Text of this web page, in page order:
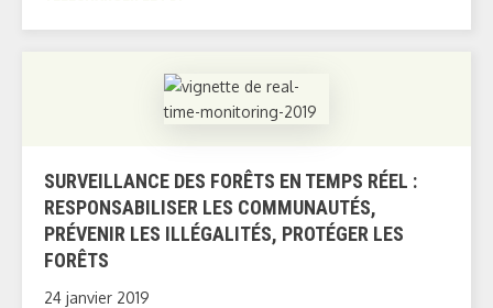
SURVEILLANCE DES FORÊTS EN TEMPS RÉEL :
RESPONSABILISER LES COMMUNAUTÉS,
PRÉVENIR LES ILLÉGALITÉS, PROTÉGER LES
FORÊTS
24 janvier 2019